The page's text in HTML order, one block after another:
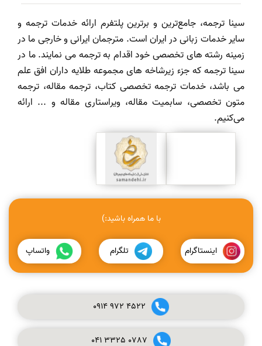
سینا ترجمه، جامع‌ترین و برترین پلتفرم ارائه خدمات ترجمه و
سایر خدمات زبانی در ایران است. مترجمان ایرانی و خارجی ما در
زمینه رشته های تخصصی خود اقدام به ترجمه می نمایند. ما در
سینا ترجمه که جزء زیرشاخه های مجموعه طلایه داران افق علم
می باشد، خدمات ترجمه تخصصی کتاب، ترجمه مقاله، ترجمه
متون تخصصی، سابمیت مقاله، ویراستاری مقاله و ... ارائه
می‌کنیم.
با ما همراه باشید:)
اینستاگرام تلگرام واتساپ
0914972 4522
041 3325 0787